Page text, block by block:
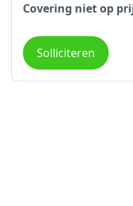
Covering niet op
Solliciteren